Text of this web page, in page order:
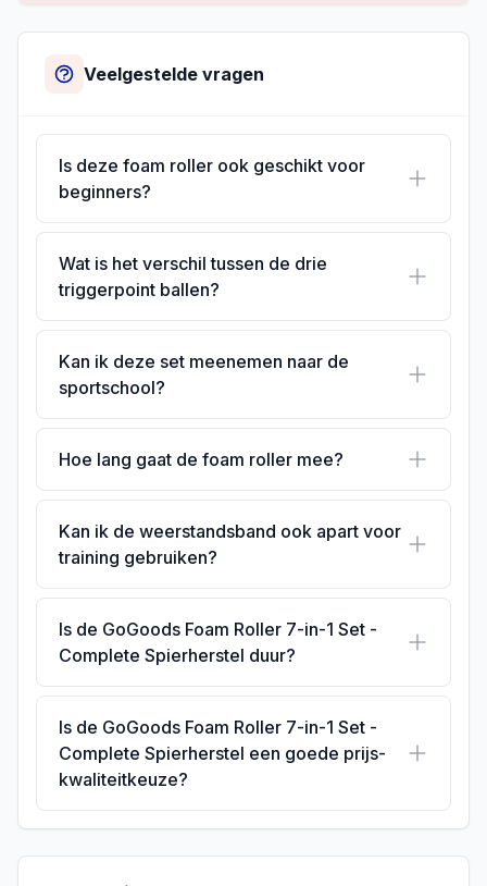
Veelgestelde vragen
Is deze foam roller ook geschikt voor
beginners?
Wat is het verschil tussen de drie
triggerpoint ballen?
Kan ik deze set meenemen naar de
sportschool?
Hoe lang gaat de foam roller mee?
Kan ik de weerstandsband ook apart voor
training gebruiken?
Is de GoGoods Foam Roller 7-in-1 Set -
Complete Spierherstel duur?
Is de GoGoods Foam Roller 7-in-1 Set -
Complete Spierherstel een goede prijs-
kwaliteitkeuze?